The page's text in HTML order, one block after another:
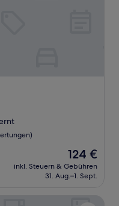
Der
Preis
beträgt
124 €
inkl. Steuern & Gebühren
31. Aug.–1. Sept.